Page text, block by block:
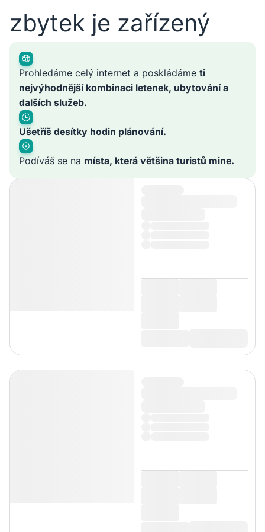
zbytek je zařízený
Prohledáme celý internet a poskládáme ti
nejvýhodnější kombinaci letenek, ubytování a
dalších služeb.
Ušetříš desítky hodin plánování.
Podíváš se na místa, která většina turistů mine.